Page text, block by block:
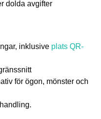
dolda avgifter
inklusive plats QR-
för ögon, mönster och